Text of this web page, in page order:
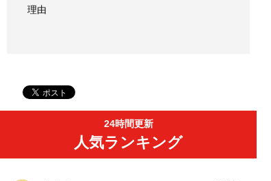
理由
24時間更新
人気ランキング